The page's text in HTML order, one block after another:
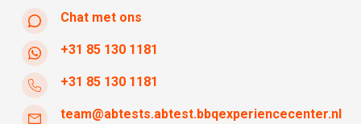
Chat met ons
+31 85 130 1181
+31 85 130 1181
team@abtests.abtest.bbqexperiencecenter.nl